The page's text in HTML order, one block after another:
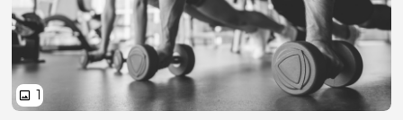
image 1